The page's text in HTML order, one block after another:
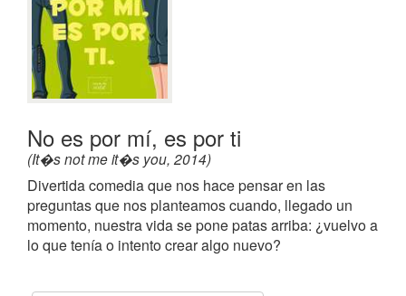
No es por mí, es por ti
(It�s not me it�s you, 2014)
Divertida comedia que nos hace pensar en las
preguntas que nos planteamos cuando, llegado un
momento, nuestra vida se pone patas arriba: ¿vuelvo a
lo que tenía o intento crear algo nuevo?